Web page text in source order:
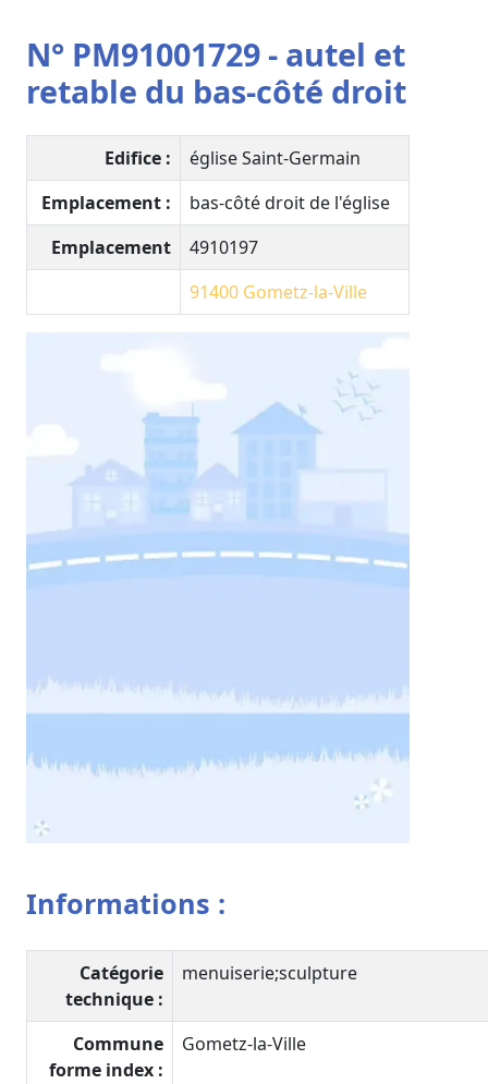
N° PM91001729 - autel et
retable du bas-côté droit
Edifice :
église Saint-Germain
Emplacement :
bas-côté droit de l'église
Emplacement
4910197
91400 Gometz-la-Ville
Informations :
Catégorie
technique :
menuiserie;sculpture
Commune
forme index :
Gometz-la-Ville